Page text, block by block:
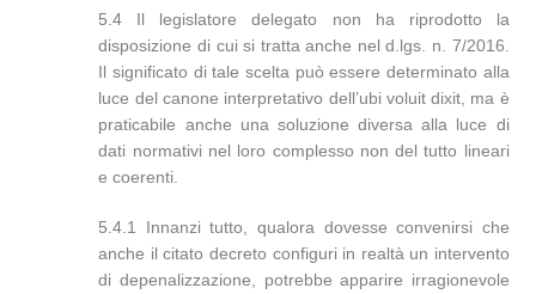
5.4 Il legislatore delegato non ha riprodotto la
disposizione di cui si tratta anche nel d.lgs. n. 7/2016.
Il significato di tale scelta può essere determinato alla
luce del canone interpretativo dell’ubi voluit dixit, ma è
praticabile anche una soluzione diversa alla luce di
dati normativi nel loro complesso non del tutto lineari
e coerenti.
5.4.1 Innanzi tutto, qualora dovesse convenirsi che
anche il citato decreto configuri in realtà un intervento
di depenalizzazione, potrebbe apparire irragionevole